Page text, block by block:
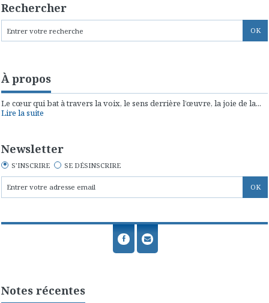
Rechercher
À propos
Le cœur qui bat à travers la voix, le sens derrière l’œuvre, la joie de la...
Lire la suite
Newsletter
S'INSCRIRE SE DÉSINSCRIRE
Notes récentes